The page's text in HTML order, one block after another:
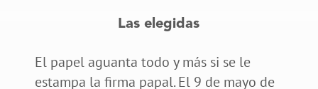
Las elegidas
El papel aguanta todo y más si se le
estampa la firma papal. El 9 de mayo de